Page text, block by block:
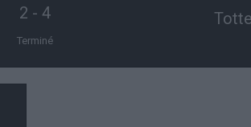
2 - 4
Terminé